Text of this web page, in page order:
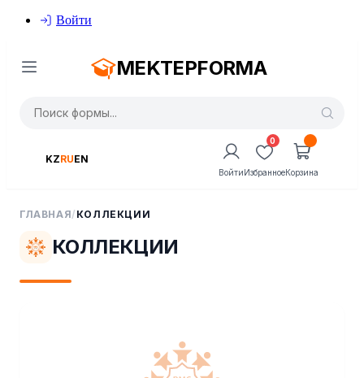
Войти
MEKTEPFORMA
KZRUEN
Войти
0
ИзбранноеКорзина
ГЛАВНАЯ/ КОЛЛЕКЦИИ
КОЛЛЕКЦИИ